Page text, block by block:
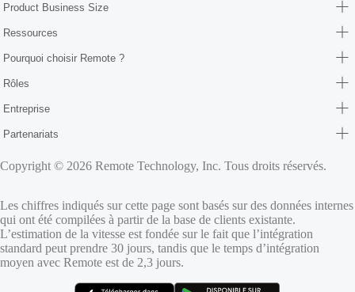
Product Business Size
Ressources
Pourquoi choisir Remote ?
Rôles
Entreprise
Partenariats
Copyright © 2026 Remote Technology, Inc. Tous droits réservés.
Les chiffres indiqués sur cette page sont basés sur des données internes
qui ont été compilées à partir de la base de clients existante.
L’estimation de la vitesse est fondée sur le fait que l’intégration
standard peut prendre 30 jours, tandis que le temps d’intégration
moyen avec Remote est de 2,3 jours.